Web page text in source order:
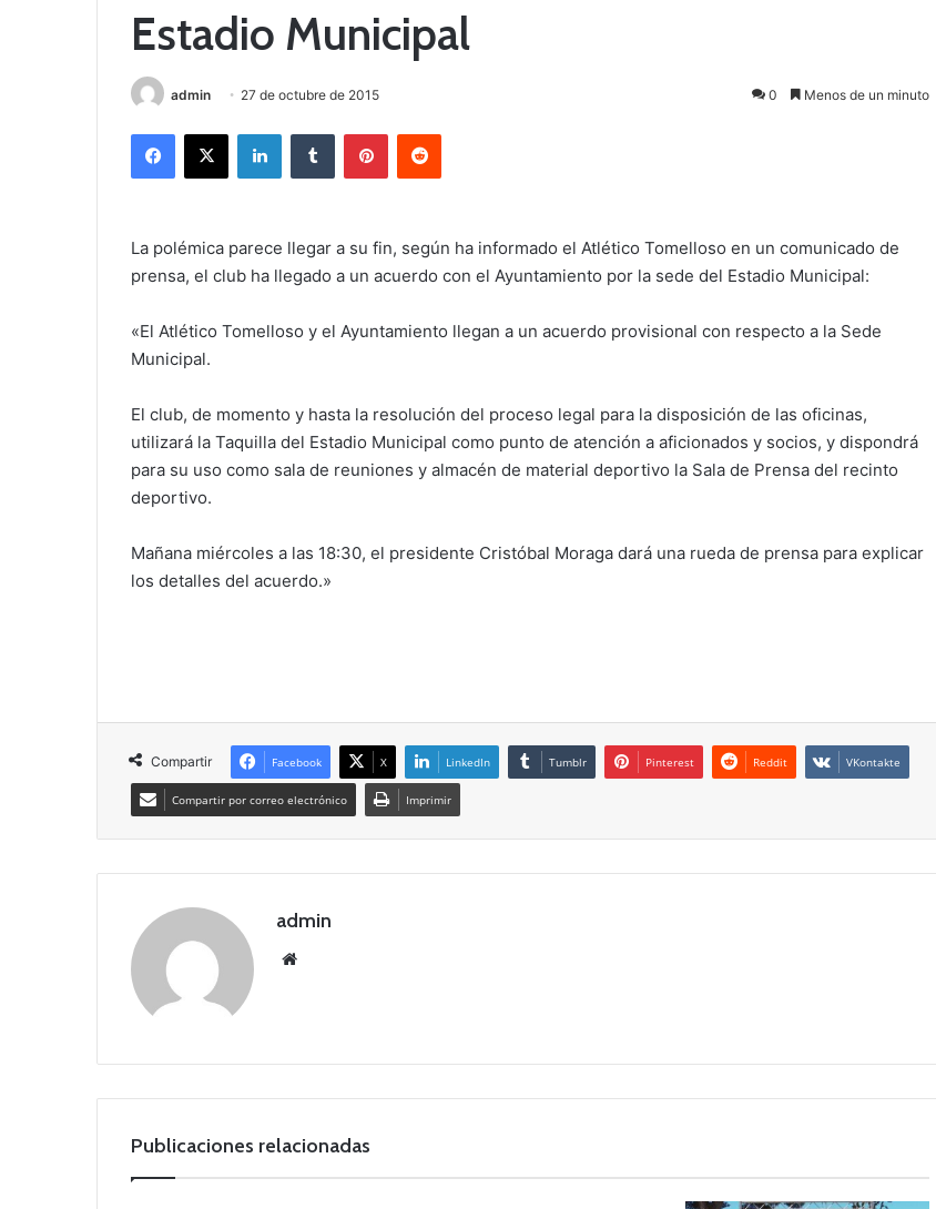
Estadio Municipal
admin 27 de octubre de 2015 0 Menos de un minuto
La polémica parece llegar a su fin, según ha informado el Atlético Tomelloso en un comunicado de
prensa, el club ha llegado a un acuerdo con el Ayuntamiento por la sede del Estadio Municipal:
«El Atlético Tomelloso y el Ayuntamiento llegan a un acuerdo provisional con respecto a la Sede
Municipal.
El club, de momento y hasta la resolución del proceso legal para la disposición de las oficinas,
utilizará la Taquilla del Estadio Municipal como punto de atención a aficionados y socios, y dispondrá
para su uso como sala de reuniones y almacén de material deportivo la Sala de Prensa del recinto
deportivo.
Mañana miércoles a las 18:30, el presidente Cristóbal Moraga dará una rueda de prensa para explicar
los detalles del acuerdo.»
Compartir Facebook X LinkedIn Tumblr Pinterest Reddit VKontakte
Compartir por correo electrónico Imprimir
admin
Publicaciones relacionadas